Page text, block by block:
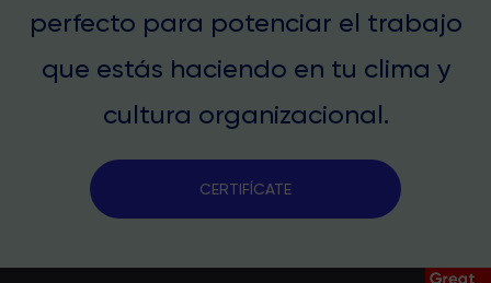
perfecto para potenciar el trabajo
que estás haciendo en tu clima y
cultura organizacional.
CERTIFÍCATE